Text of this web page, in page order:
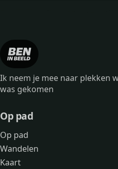
Ik neem je mee naar plekken
was gekomen
Op pad
Op pad
Wandelen
Kaart